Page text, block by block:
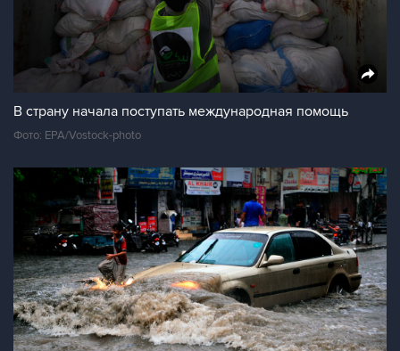
В страну начала поступать международная помощь
Фото: EPA/Vostock-photo